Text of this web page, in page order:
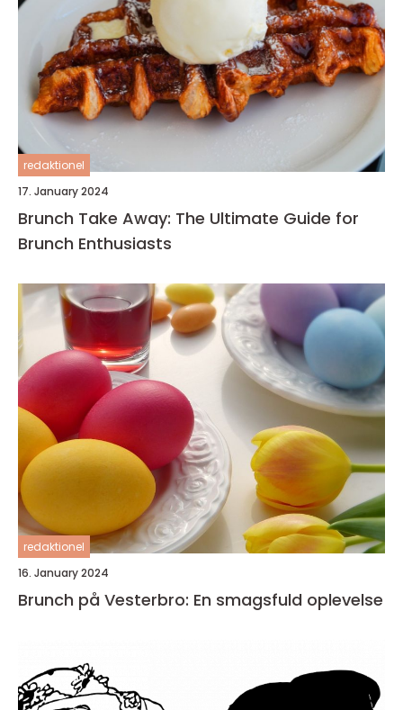
redaktionel
17. January 2024
Brunch Take Away: The Ultimate Guide for
Brunch Enthusiasts
redaktionel
16. January 2024
Brunch på Vesterbro: En smagsfuld oplevelse